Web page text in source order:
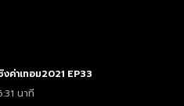
งค่าเทอม2021 EP33
นาที